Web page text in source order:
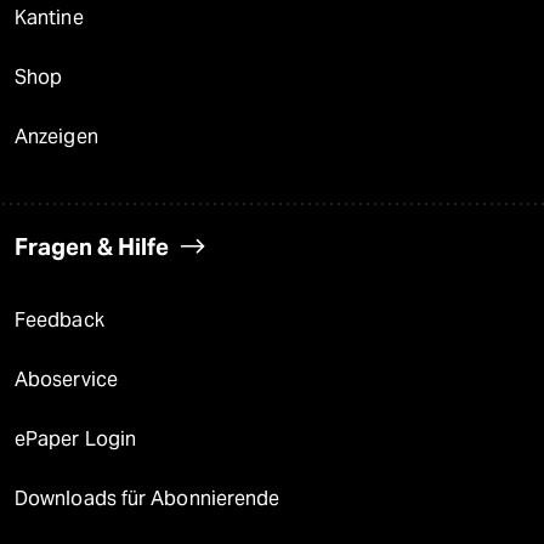
Kantine
Shop
Anzeigen
Fragen & Hilfe
Feedback
Aboservice
ePaper Login
Downloads für Abonnierende